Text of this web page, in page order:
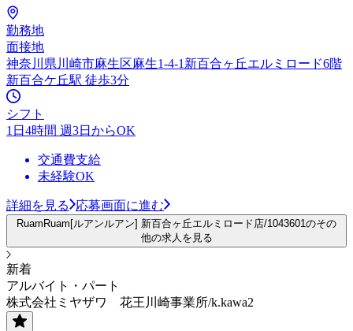
勤務地
面接地
神奈川県川崎市麻生区麻生1-4-1新百合ヶ丘エルミロード6階
新百合ケ丘駅 徒歩3分
シフト
1日4時間 週3日からOK
交通費支給
未経験OK
詳細を見る 応募画面に進む
RuamRuam[ルアンルアン] 新百合ヶ丘エルミロード店/1043601のその
他の求人を見る
新着
アルバイト・パート
株式会社ミヤザワ 花王川崎事業所/k.kawa2